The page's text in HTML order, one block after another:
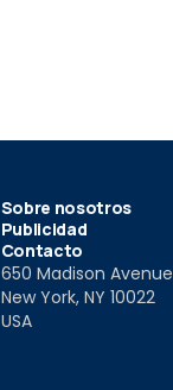
Sobre nosotros
Publicidad
Contacto
650 Madison Avenue
New York, NY 10022
USA